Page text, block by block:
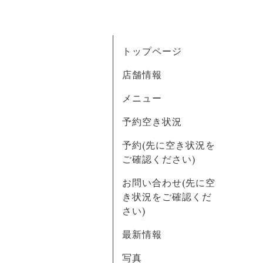
トップページ
店舗情報
メニュー
予約空き状況
予約(先に空き状況を
ご確認ください)
お問い合わせ(先に空
き状況をご確認くだ
さい)
最新情報
写真